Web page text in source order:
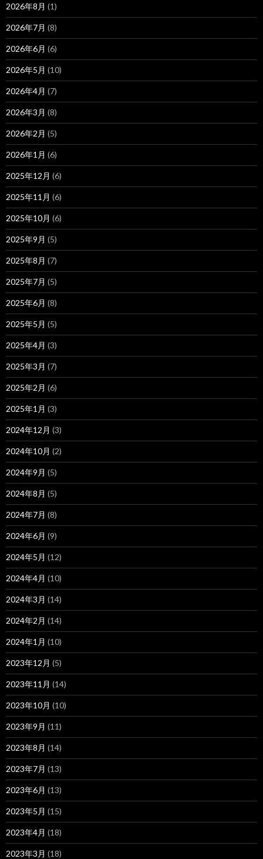
2026年8月 (1)
2026年7月 (8)
2026年6月 (6)
2026年5月 (10)
2026年4月 (7)
2026年3月 (8)
2026年2月 (5)
2026年1月 (6)
2025年12月 (6)
2025年11月 (6)
2025年10月 (6)
2025年9月 (5)
2025年8月 (7)
2025年7月 (5)
2025年6月 (8)
2025年5月 (5)
2025年4月 (3)
2025年3月 (7)
2025年2月 (6)
2025年1月 (3)
2024年12月 (3)
2024年10月 (2)
2024年9月 (5)
2024年8月 (5)
2024年7月 (8)
2024年6月 (9)
2024年5月 (12)
2024年4月 (10)
2024年3月 (14)
2024年2月 (14)
2024年1月 (10)
2023年12月 (5)
2023年11月 (14)
2023年10月 (10)
2023年9月 (11)
2023年8月 (14)
2023年7月 (13)
2023年6月 (13)
2023年5月 (15)
2023年4月 (18)
2023年3月 (18)